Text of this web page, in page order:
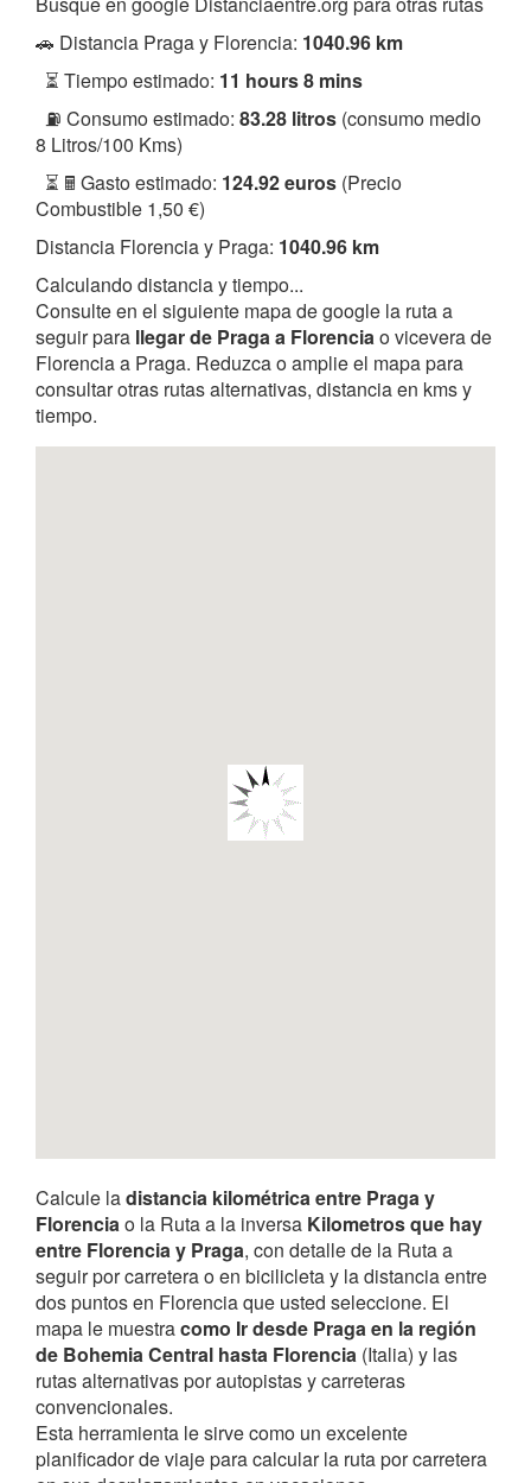
🚗 Distancia Praga y Florencia: 1040.96 km
⏳ Tiempo estimado: 11 hours 8 mins
⛽ Consumo estimado: 83.28 litros (consumo medio
8 Litros/100 Kms)
⏳ 🖩 Gasto estimado: 124.92 euros (Precio
Combustible 1,50 €)
Distancia Florencia y Praga: 1040.96 km
Calculando distancia y tiempo...
Consulte en el siguiente mapa de google la ruta a
seguir para llegar de Praga a Florenciao vicevera de
Florencia a Praga. Reduzca o amplie el mapa para
consultar otras rutas alternativas, distancia en kms y
tiempo.
Calcule ladistancia kilométrica entre Praga y
Florenciao la Ruta a la inversa Kilometros que hay
entre Florencia y Praga, con detalle de la Ruta a
seguir por carretera o en bicilicleta y la distancia entre
dos puntos en Florencia que usted seleccione. El
mapa le muestracomo Ir desde Praga en la región
de Bohemia Central hasta Florencia (Italia) y las
rutas alternativas por autopistas y carreteras
convencionales.
Esta herramienta le sirve como un excelente
planificador de viaje para calcular la ruta por carretera